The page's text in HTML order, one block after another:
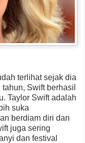
terlihat sejak dia
Swift berhasil
Taylor Swift adalah
suka
berdiam diri dan
juga sering
dan festival